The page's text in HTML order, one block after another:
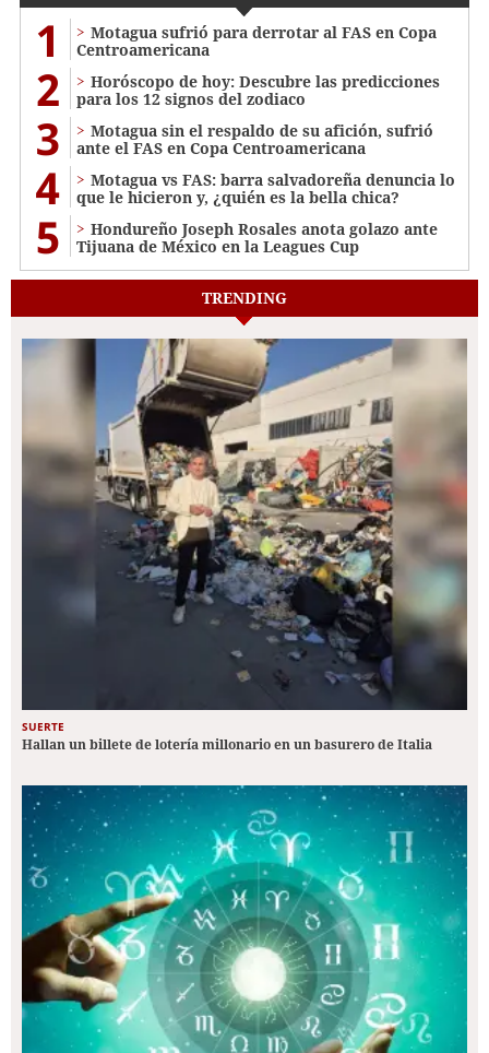
1
Motagua sufrió para derrotar al FAS en Copa
Centroamericana
2
Horóscopo de hoy: Descubre las predicciones
para los 12 signos del zodiaco
3
Motagua sin el respaldo de su afición, sufrió
ante el FAS en Copa Centroamericana
4
Motagua vs FAS: barra salvadoreña denuncia lo
que le hicieron y, ¿quién es la bella chica?
5
Hondureño Joseph Rosales anota golazo ante
Tijuana de México en la Leagues Cup
TRENDING
SUERTE
Hallan un billete de lotería millonario en un basurero de Italia